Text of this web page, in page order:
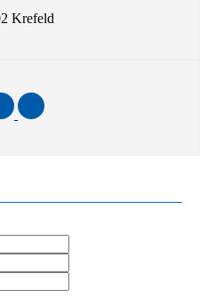
Krefeld